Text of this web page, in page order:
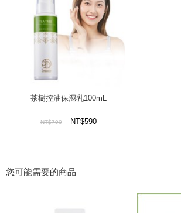
茶樹控油保濕乳100mL
NT$790 NT$590
您可能需要的商品